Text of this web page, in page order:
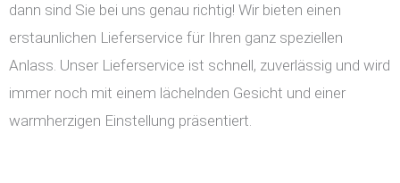
dann sind Sie bei uns genau richtig! Wir bieten einen
erstaunlichen Lieferservice für Ihren ganz speziellen
Anlass. Unser Lieferservice ist schnell, zuverlässig und wird
immer noch mit einem lächelnden Gesicht und einer
warmherzigen Einstellung präsentiert.